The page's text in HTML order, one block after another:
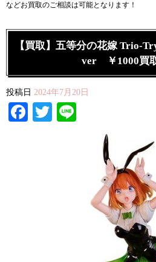
などお買取のご相談は可能となります！
【買取】五等分の花嫁 Trio-
ver ￥1000買
投稿日 2024年7月20日
Facebook
Twitter